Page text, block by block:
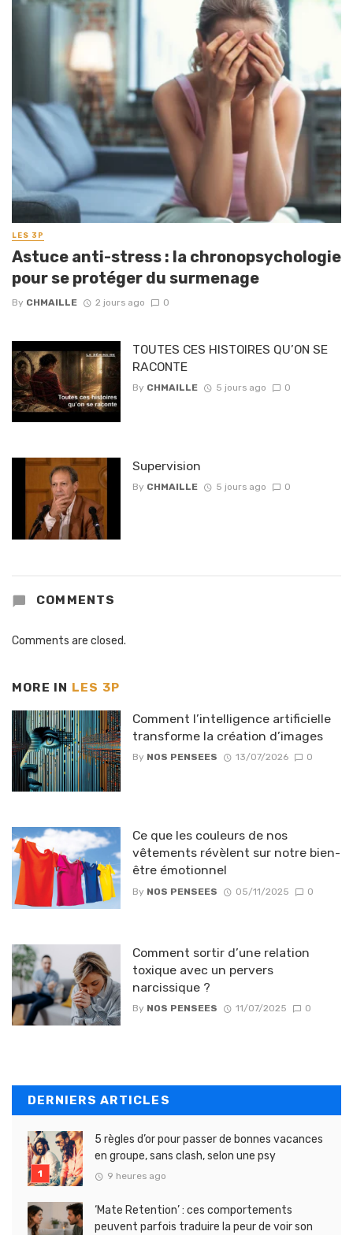
LES 3P
Astuce anti-stress : la chronopsychologie
pour se protéger du surmenage
By CHMAILLE 2 jours ago 0
TOUTES CES HISTOIRES QU’ON SE
RACONTE
By CHMAILLE 5 jours ago 0
Supervision
By CHMAILLE 5 jours ago 0
COMMENTS
Comments are closed.
MORE IN LES 3P
Comment l’intelligence artificielle
transforme la création d’images
By NOS PENSEES 13/07/2026 0
Ce que les couleurs de nos
vêtements révèlent sur notre bien-
être émotionnel
By NOS PENSEES 05/11/2025 0
Comment sortir d’une relation
toxique avec un pervers
narcissique ?
By NOS PENSEES 11/07/2025 0
DERNIERS ARTICLES
5 règles d’or pour passer de bonnes vacances
en groupe, sans clash, selon une psy
9 heures ago
‘Mate Retention’ : ces comportements
peuvent parfois traduire la peur de voir son